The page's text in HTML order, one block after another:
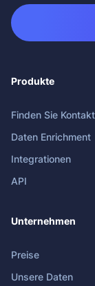
Produkte
Finden Sie
Daten Enrichment
Integrationen
API
Unternehmen
Preise
Unsere Daten